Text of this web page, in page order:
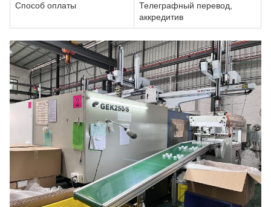
Способ оплаты
Телеграфный перевод,
аккредитив